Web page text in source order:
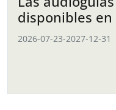
disponibles
2026-07-23-2027-12-31